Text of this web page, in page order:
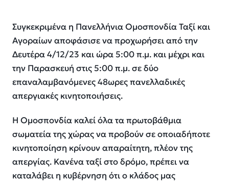
Συγκεκριμένα η Πανελλήνια Ομοσπονδία Ταξί και
Αγοραίων αποφάσισε να προχωρήσει από την
Δευτέρα 4/12/23 και ώρα 5:00 π.μ. και μέχρι και
την Παρασκευή στις 5:00 π.μ. σε δύο
επαναλαμβανόμενες 48ωρες πανελλαδικές
απεργιακές κινητοποιήσεις.
Η Ομοσπονδία καλεί όλα τα πρωτοβάθμια
σωματεία της χώρας να προβούν σε οποιαδήποτε
κινητοποίηση κρίνουν απαραίτητη, πλέον της
απεργίας. Κανένα ταξί στο δρόμο, πρέπει να
καταλάβει η κυβέρνηση ότι ο κλάδος μας